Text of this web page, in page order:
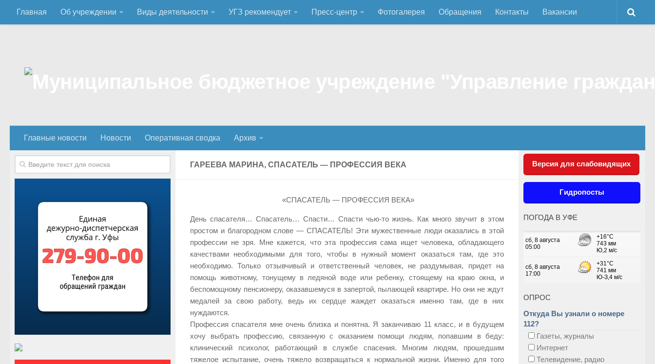
Главная Об учреждении Виды деятельности УГЗ рекомендует Пресс-центр Фотогалерея Обращения Контакты Вакансии
Главные новости Новости Оперативная сводка Архив
ГАРЕЕВА МАРИНА, СПАСАТЕЛЬ — ПРОФЕССИЯ ВЕКА
«СПАСАТЕЛЬ — ПРОФЕССИЯ ВЕКА»
День спасателя… Спасатель… Спасти… Спасти чью-то жизнь. Как много звучит в этом
простом и благородном слове — СПАСАТЕЛЬ! Эти мужественные люди оказались в этой
профессии не зря. Мне кажется, что эта профессия сама ищет человека, обладающего
качествами необходимыми для того, чтобы в нужный момент оказаться там, где это
необходимо. Только отзывчивый и ответственный человек, не раздумывая, придет на
помощь животному, тонущему в ледяной воде или ребенку, стоящему на краю окна, и
беспомощному пенсионеру, оказавшемуся в запертой, пылающей квартире. Но они не ждут
медалей за свою работу, ведь их сердце жаждет оказаться именно там, где в них
нуждаются.
Профессия спасателя мне очень близка и понятна. Я заканчиваю 11 класс, и в будущем
хочу выбрать профессию, связанную с оказанием помощи людям, попавшим в беду:
клинический психолог, работающий в службе спасения. Многим людям, прошедшим
тяжелое испытание, очень тяжело возвращаться к нормальной жизни. Именно для того
Версия для слабовидящих
Гидропосты
ПОГОДА В УФЕ
ОПРОС
Откуда Вы узнали о номере
112?
Газеты, журналы
Интернет
Телевидение, радио